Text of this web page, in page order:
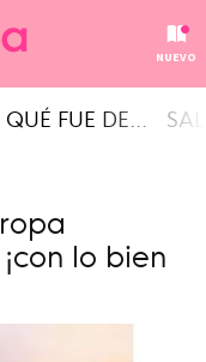
NUEVO
QUÉ FUE DE...
lo bien